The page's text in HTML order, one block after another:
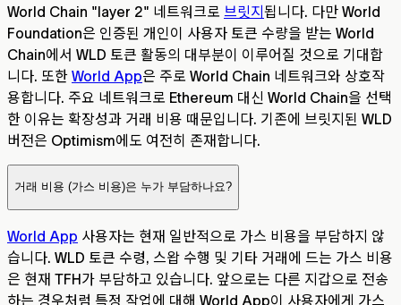
World Chain "layer 2" 네트워크로 브릿지 됩니다. 다만 World
Foundation은 인증된 개인이 사용자 토큰 수량을 받는 World
Chain에서 WLD 토큰 활동의 대부분이 이루어질 것으로 기대합
니다. 또한 World App은 주로 World Chain 네트워크와 상호작
용합니다. 주요 네트워크로 Ethereum 대신 World Chain을 선택
한 이유는 확장성과 거래 비용 때문입니다. 기존에 브릿지된 WLD
버전은 Optimism에도 여전히 존재합니다.
거래 비용 (가스 비용)은 누가 부담하나요?
World App 사용자는 현재 일반적으로 가스 비용을 부담하지 않
습니다. WLD 토큰 수령, 스왑 수행 및 기타 거래에 드는 가스 비용
은 현재 TFH가 부담하고 있습니다. 앞으로는 다른 지갑으로 전송
하는 경우처럼 특정 작업에 대해 World App이 사용자에게 가스